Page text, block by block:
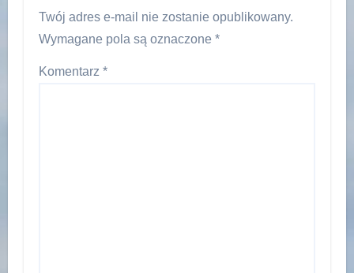
Twój adres e-mail nie zostanie opublikowany.
Wymagane pola są oznaczone *
Komentarz *